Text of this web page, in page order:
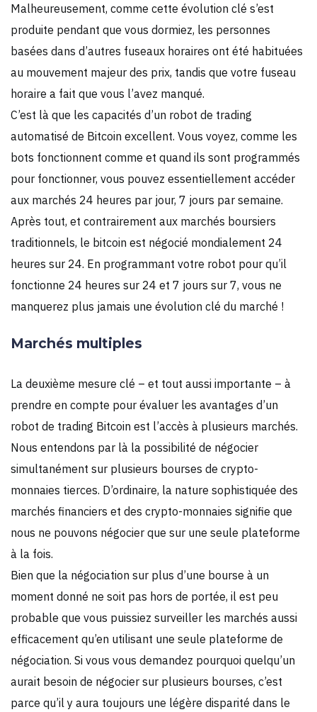
Malheureusement, comme cette évolution clé s’est
produite pendant que vous dormiez, les personnes
basées dans d’autres fuseaux horaires ont été habituées
au mouvement majeur des prix, tandis que votre fuseau
horaire a fait que vous l’avez manqué.
C’est là que les capacités d’un robot de trading
automatisé de Bitcoin excellent. Vous voyez, comme les
bots fonctionnent comme et quand ils sont programmés
pour fonctionner, vous pouvez essentiellement accéder
aux marchés 24 heures par jour, 7 jours par semaine.
Après tout, et contrairement aux marchés boursiers
traditionnels, le bitcoin est négocié mondialement 24
heures sur 24. En programmant votre robot pour qu’il
fonctionne 24 heures sur 24 et 7 jours sur 7, vous ne
manquerez plus jamais une évolution clé du marché !
Marchés multiples
La deuxième mesure clé – et tout aussi importante – à
prendre en compte pour évaluer les avantages d’un
robot de trading Bitcoin est l’accès à plusieurs marchés.
Nous entendons par là la possibilité de négocier
simultanément sur plusieurs bourses de crypto-
monnaies tierces. D’ordinaire, la nature sophistiquée des
marchés financiers et des crypto-monnaies signifie que
nous ne pouvons négocier que sur une seule plateforme
à la fois.
Bien que la négociation sur plus d’une bourse à un
moment donné ne soit pas hors de portée, il est peu
probable que vous puissiez surveiller les marchés aussi
efficacement qu’en utilisant une seule plateforme de
négociation. Si vous vous demandez pourquoi quelqu’un
aurait besoin de négocier sur plusieurs bourses, c’est
parce qu’il y aura toujours une légère disparité dans le